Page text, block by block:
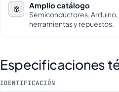
Amplio catálogo
Semiconductores,
herramientas y repuestos.
Especificaciones
IDENTIFICACIÓN